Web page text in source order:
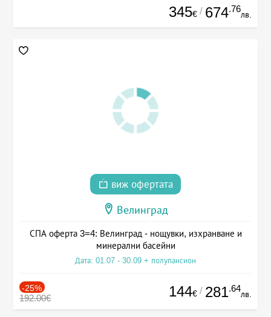
345€ / 674.76
лв.
виж офертата
Велинград
СПА оферта 3=4: Велинград - нощувки, изхранване и
минерални басейни
Дата: 01.07 - 30.09 + полупансион
-25%
192.00€ 144€ / 281.64
лв.